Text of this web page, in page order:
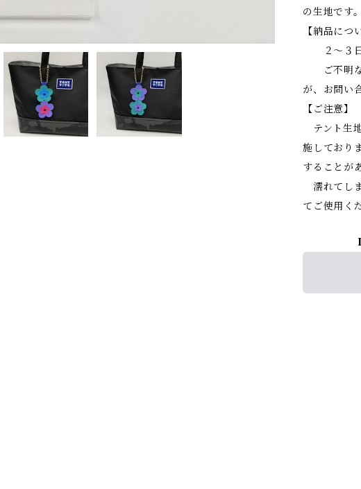
の生地です
【納品につ
２～３日
ご不明な
が、お問い
【ご注意】
テント生
施しており
することが
濡れてし
てご使用く